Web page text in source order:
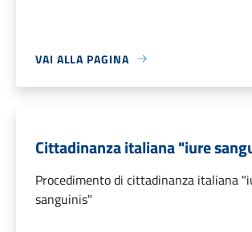
VAI ALLA PAGINA
Cittadinanza italiana "iure
Procedimento di cittadinanza italiana
sanguinis"